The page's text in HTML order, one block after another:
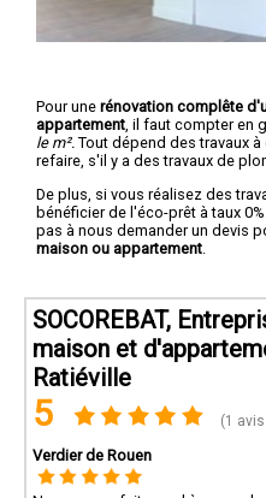
Pour une rénovation complête
appartement , il faut compter en
le m². Tout dépend des travaux
refaire, s'il y a des travaux de
De plus, si vous réalisez des
bénéficier de l'éco-prêt à taux
pas à nous demander un devis
maison ou appartement
SOCOREBAT,
maison et
Ratiéville
5 (1 avis
Verdier de Rouen